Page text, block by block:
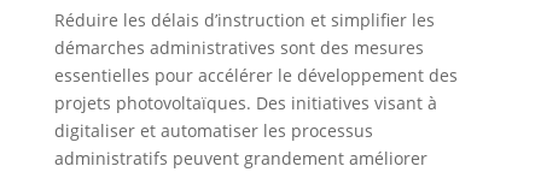
Réduire les délais d’instruction et simplifier les
démarches administratives sont des mesures
essentielles pour accélérer le développement des
projets photovoltaïques. Des initiatives visant à
digitaliser et automatiser les processus
administratifs peuvent grandement améliorer